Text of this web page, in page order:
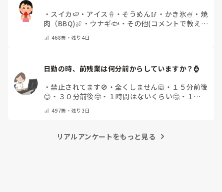
・ スイカ🍉 ・ アイス🍦 ・ そうめん🥢 ・ かき氷🍧 ・ 焼
肉（BBQ)🍖 ・ ウナギ🐟 ・ その他(コメントで教え
468票・残り4日
日勤の時、前残業は何分前からしていますか？⌚
・禁止されてます🚫 ・ 全くしません🙅 ・ １５分前後
😊 ・ ３０分前後🤓 ・ １時間はないくらい🤔 ・ １時
497票・残り3日
リアルアンケートをもっと見る